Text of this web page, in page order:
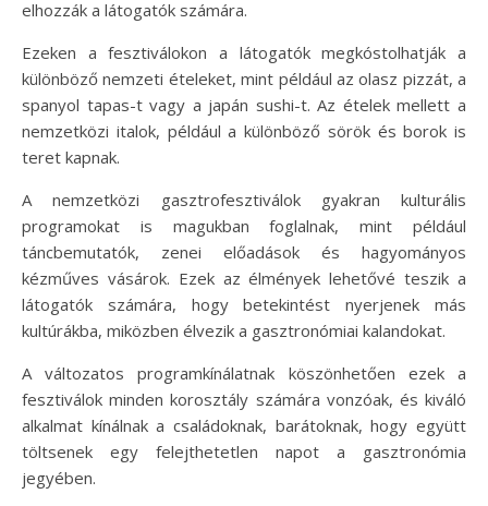
elhozzák a látogatók számára.
Ezeken a fesztiválokon a látogatók megkóstolhatják a
különböző nemzeti ételeket, mint például az olasz pizzát, a
spanyol tapas-t vagy a japán sushi-t. Az ételek mellett a
nemzetközi italok, például a különböző sörök és borok is
teret kapnak.
A nemzetközi gasztrofesztiválok gyakran kulturális
programokat is magukban foglalnak, mint például
táncbemutatók, zenei előadások és hagyományos
kézműves vásárok. Ezek az élmények lehetővé teszik a
látogatók számára, hogy betekintést nyerjenek más
kultúrákba, miközben élvezik a gasztronómiai kalandokat.
A változatos programkínálatnak köszönhetően ezek a
fesztiválok minden korosztály számára vonzóak, és kiváló
alkalmat kínálnak a családoknak, barátoknak, hogy együtt
töltsenek egy felejthetetlen napot a gasztronómia
jegyében.